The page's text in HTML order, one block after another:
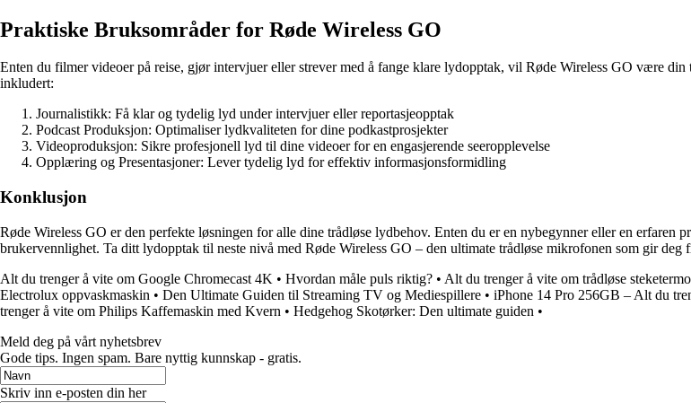
Praktiske Bruksområder for Røde Wireless GO
Enten du filmer videoer på reise, gjør intervjuer eller strever med å fange klare lydopptak, vil Røde Wireless GO være
inkludert:
Journalistikk: Få klar og tydelig lyd under intervjuer eller reportasjeopptak
Podcast Produksjon: Optimaliser lydkvaliteten for dine podkastprosjekter
Videoproduksjon: Sikre profesjonell lyd til dine videoer for en engasjerende seeropplevelse
Opplæring og Presentasjoner: Lever tydelig lyd for effektiv informasjonsformidling
Konklusjon
Røde Wireless GO er den perfekte løsningen for alle dine trådløse lydbehov. Enten du er en nybegynner eller en erfaren
brukervennlighet. Ta ditt lydopptak til neste nivå med Røde Wireless GO – den ultimate trådløse mikrofonen som gir deg
Alt du trenger å vite om Google Chromecast 4K • Hvordan måle puls riktig? • Alt du trenger å vite om trådløse
Electrolux oppvaskmaskin • Den Ultimate Guiden til Streaming TV og Mediespillere • iPhone 14 Pro 256GB – Alt du
trenger å vite om Philips Kaffemaskin med Kvern • Hedgehog Skotørker: Den ultimate guiden •
Meld deg på vårt nyhetsbrev
Gode ​​tips. Ingen spam. Bare nyttig kunnskap - gratis.
Skriv inn e-posten din her